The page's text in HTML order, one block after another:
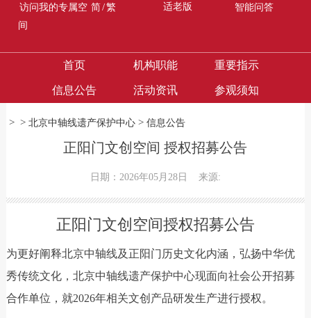
访问我的专属空
间
简/繁 适老版 智能问答
首页 机构职能 重要指示
信息公告 活动资讯 参观须知
> > 北京中轴线遗产保护中心> 信息公告
正阳门文创空间 授权招募公告
日期：2026年05月28日 来源:
正阳门文创空间授权招募公告
为更好阐释北京中轴线及正阳门历史文化内涵，弘扬中华优
秀传统文化，北京中轴线遗产保护中心现面向社会公开招募
合作单位，就2026年相关文创产品研发生产进行授权。